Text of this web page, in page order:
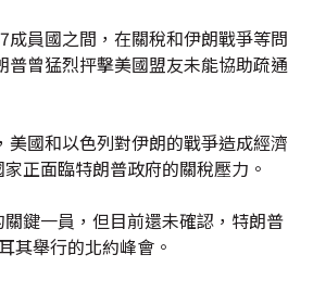
成員國之間，在關稅和伊朗戰爭等問
普曾猛烈抨擊美國盟友未能協助疏通
美國和以色列對伊朗的戰爭造成經濟
正面臨特朗普政府的關稅壓力。
鍵一員，但目前還未確認，特朗普
其舉行的北約峰會。